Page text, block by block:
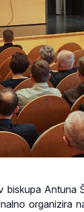
biskupa
organizira